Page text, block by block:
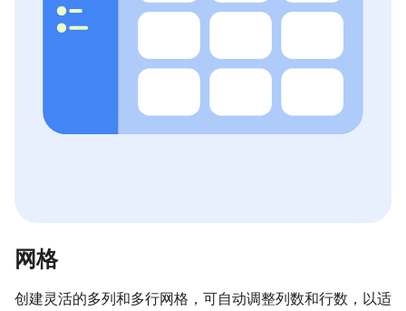
网格
创建灵活的多列和多行网格，可自动调整列数和行数，以适